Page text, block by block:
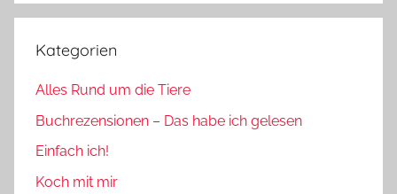
Kategorien
Alles Rund um die Tiere
Buchrezensionen – Das habe ich gelesen
Einfach ich!
Koch mit mir